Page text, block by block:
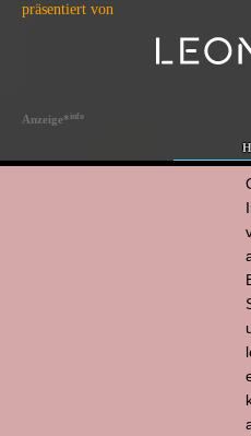
präsentiert von
Anzeige*info